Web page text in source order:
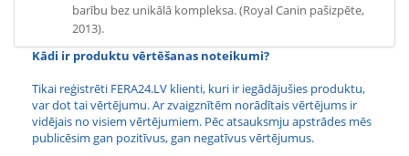
barību bez unikālā kompleksa. (Royal Canin pašizpēte,
2013).
Kādi ir produktu vērtēšanas noteikumi?
Tikai reģistrēti FERA24.LV klienti, kuri ir iegādājušies produktu,
var dot tai vērtējumu. Ar zvaigznītēm norādītais vērtējums ir
vidējais no visiem vērtējumiem. Pēc atsauksmju apstrādes mēs
publicēsim gan pozitīvus, gan negatīvus vērtējumus.